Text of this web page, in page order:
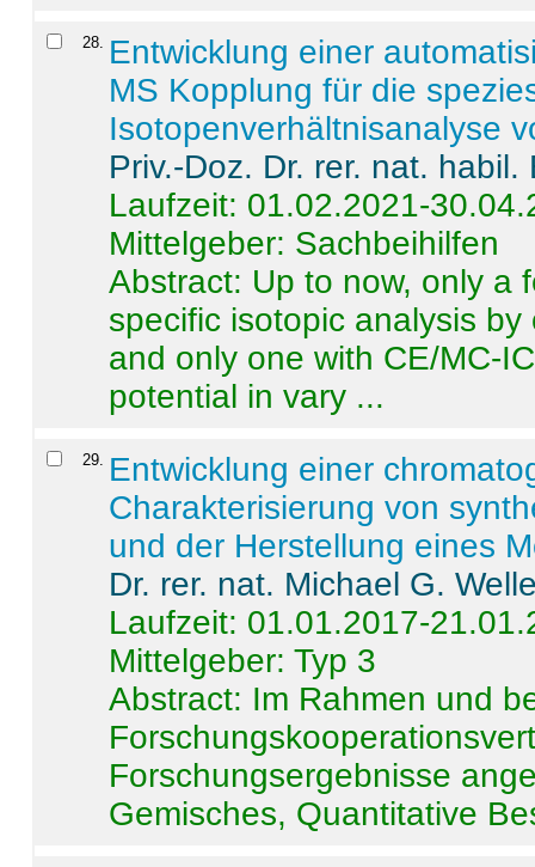
28. Entwicklung einer
MS Kopplung für die
Isotopenverhältnisanalyse
Priv.-Doz. Dr. rer. nat.
Laufzeit: 01.02.2021-
Mittelgeber: Sachbeihilfen
Abstract: Up to now, only a
specific isotopic analysis
and only one with CE/MC-
potential in vary ...
29. Entwicklung einer
Charakterisierung von
und der Herstellung eines
Dr. rer. nat. Michael G.
Laufzeit: 01.01.2017-
Mittelgeber: Typ 3
Abstract: Im Rahmen und
Forschungsergebnisse
Gemisches, Quantitative